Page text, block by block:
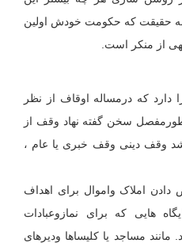
به حقیقت که حکومت خودش اولین
از منکر است.
دارد که درمساله اوقاف از نظر
طورمفصل سخن گفته نهاد وقف از
وقف دینی وقف خبری یا عام ،
املاک واموال برای اهداف
هایی که برای نمازوعبادات
مساجد یا کلیساها ودیرهای